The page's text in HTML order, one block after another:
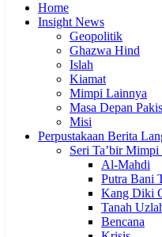
Home
Insight News
Geopolitik
Ghazwa Hind
Islah
Kiamat
Mimpi Lainnya
Masa Depan
Misi
Perpustakaan Berita
Seri Ta’bir
Al-Mahdi
Putra Bani
Kang Diki
Tanah
Bencana